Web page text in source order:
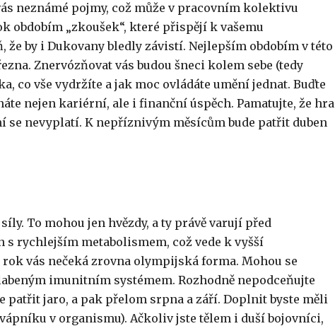
neznámé pojmy, což může v pracovním kolektivu
obdobím „zkoušek“, které přispějí k vašemu
by i Dukovany bledly závistí. Nejlepším obdobím v této
Znervózňovat vás budou šneci kolem sebe (tedy
co vše vydržíte a jak moc ovládáte umění jednat. Buďte
nejen kariérní, ale i finanční úspěch. Pamatujte, že hra
se nevyplatí. K nepříznivým měsícům bude patřit duben
To mohou jen hvězdy, a ty právě varují před
rychlejším metabolismem, což vede k vyšší
vás nečeká zrovna olympijská forma. Mohou se
imunitním systémem. Rozhodně nepodceňujte
jaro, a pak přelom srpna a září. Doplnit byste měli
v organismu). Ačkoliv jste tělem i duší bojovníci,